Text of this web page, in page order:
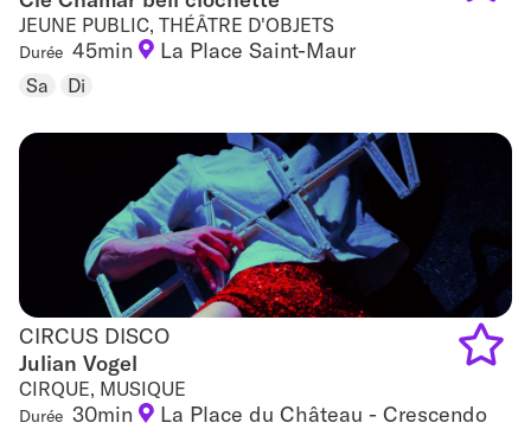
JEUNE PUBLIC, THÉÂTRE D'OBJETS
Durée 45min La Place Saint-Maur
Sa Di
CIRCUS DISCO
CIRCUS DISCO
Julian Vogel
CIRQUE, MUSIQUE
Durée 30min La Place du Château - Crescendo